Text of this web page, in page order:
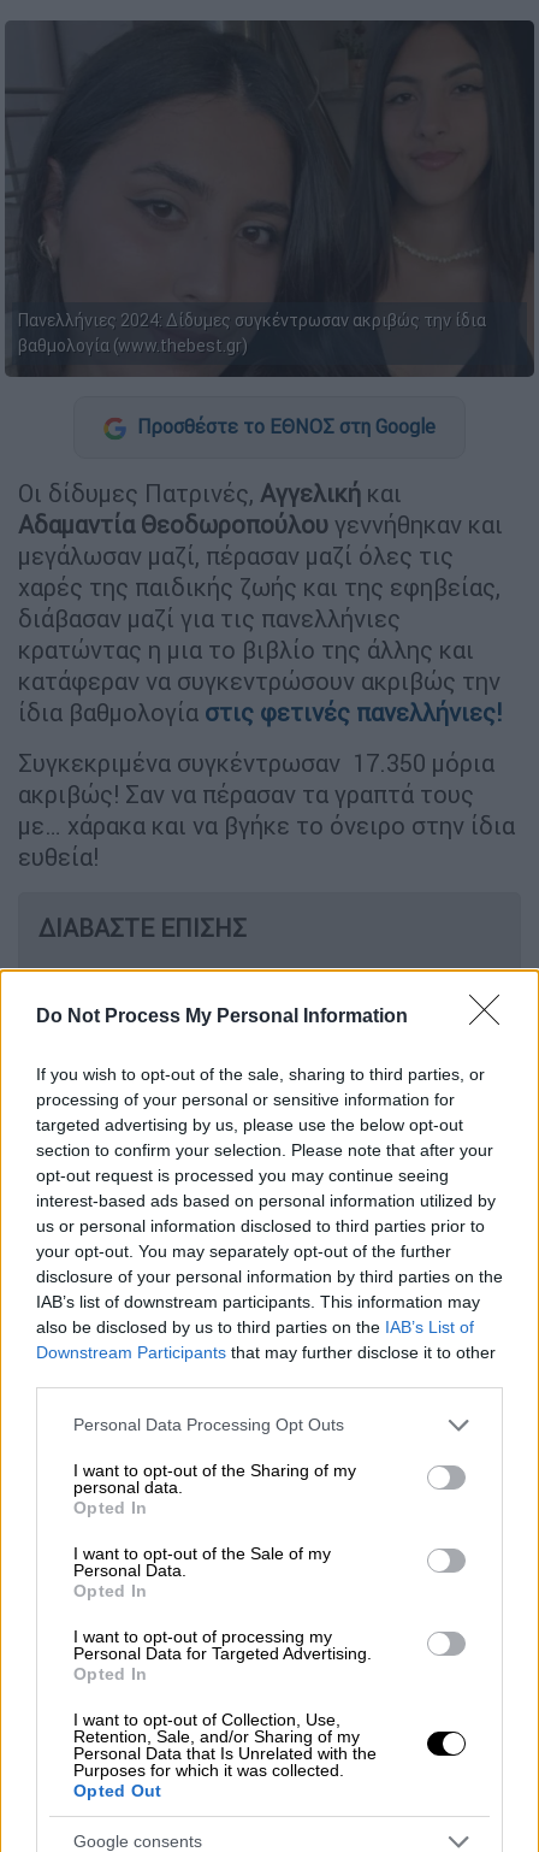
Do Not Process My Personal Information
If you wish to opt-out of the sale, sharing to third parties, or
processing of your personal or sensitive information for
targeted advertising by us, please use the below opt-out
section to confirm your selection. Please note that after your
opt-out request is processed you may continue seeing
interest-based ads based on personal information utilized by
us or personal information disclosed to third parties prior to
your opt-out. You may separately opt-out of the further
disclosure of your personal information by third parties on the
IAB’s list of downstream participants. This information may
also be disclosed by us to third parties on the IAB’s List of
Downstream Participants that may further disclose it to other
Please note that this website/app uses one or more Google
not limited to your visit or usage behaviour. You may click to
grant or deny consent to Google and its third-party tags to
use your data for below specified purposes in below Google
consent section.
Personal Data Processing Opt Outs
I want to opt-out of the Sharing of my
personal data.
Opted In
I want to opt-out of the Sale of my
Personal Data.
Opted In
I want to opt-out of processing my
Personal Data for Targeted Advertising.
Opted In
I want to opt-out of Collection, Use,
Retention, Sale, and/or Sharing of my
Personal Data that Is Unrelated with the
Purposes for which it was collected.
Opted Out
Google consents
Πανελλήνιες 2024: Δίδυμες συγκέντρωσαν ακριβώς την ίδια
βαθμολογία (www.thebest.gr)
Προσθέστε το ΕΘΝΟΣ στη Google
Oι δίδυμες Πατρινές, Αγγελική και
Αδαμαντία Θεοδωροπούλου γεννήθηκαν και
μεγάλωσαν μαζί, πέρασαν μαζί όλες τις
χαρές της παιδικής ζωής και της εφηβείας,
διάβασαν μαζί για τις πανελλήνιες
κρατώντας η μια το βιβλίο της άλλης και
κατάφεραν να συγκεντρώσουν ακριβώς την
ίδια βαθμολογία στις φετινές πανελλήνιες!
Συγκεκριμένα συγκέντρωσαν 17.350 μόρια
ακριβώς! Σαν να πέρασαν τα γραπτά τους
με… χάρακα και να βγήκε το όνειρο στην ίδια
ευθεία!
ΔΙΑΒΑΣΤΕ ΕΠΙΣΗΣ
Παιδεία|30.06.2024 06:45
Μηχανογραφικό 2024: Οι «10
σχολών - Ποια είναι τα «SOS»
Μαθήτριες τουΛυκείου Καστριτσίουη
Αγγελικήκαι ηΑδαμαντίαεπέλεξαν να
εισαχθούν στοΤμήμα Επιστημών της
Εκπαίδευσης και Κοινωνικής Εργασίας του
Πανεπιστημίου Πατρών.
Μαζί και στη φοιτητική ζωή!
«Μπορούμε με βάση τα μόρια να εισαχθούμε
αλλά θεωρούμε ότι είναι πολύ θεωρητικό το
αντικείμενο. ‘Έτσι επιλέξαμε την
Εργασίαπου έχει πολύ ενδιαφέρον και
δράση. Εγώ προσωπικά το ήθελα και το είχα
επιλέξει εξ΄αρχής, το είχα αποφασίσει. Στη
διαδρομή, πείστηκε και η Αγγελική
και έτσι,
είμαστε πλέον σίγουρες για το πού θα
μαζί, και παρακινούσε η μια την άλλη. Το
γεγονός ότι ήμασταν μαζί μας βοηθούσε στο
να μην αποσπαστεί η προσοχή μας και ήταν
πολύ υποστηρικτικό και σε ψυχολογικό